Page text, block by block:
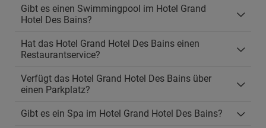
Gibt es einen Swimmingpool im Hotel Grand
Hotel Des Bains?
Hat das Hotel Grand Hotel Des Bains einen
Restaurantservice?
Verfügt das Hotel Grand Hotel Des Bains über
einen Parkplatz?
Gibt es ein Spa im Hotel Grand Hotel Des Bains?